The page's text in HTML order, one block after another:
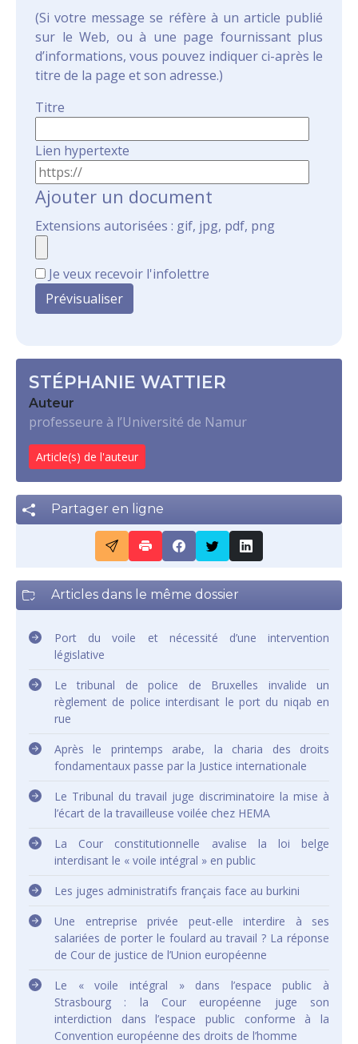
(Si votre message se réfère à un article publié
sur le Web, ou à une page fournissant plus
d’informations, vous pouvez indiquer ci-après le
titre de la page et son adresse.)
Titre
Lien hypertexte
Ajouter un document
Extensions autorisées : gif, jpg, pdf, png
Je veux recevoir l'infolettre
STÉPHANIE WATTIER
Auteur
professeure à l’Université de Namur
Article(s) de l'auteur
Partager en ligne
Articles dans le même dossier
Port du voile et nécessité d’une intervention
législative
Le tribunal de police de Bruxelles invalide un
règlement de police interdisant le port du niqab en
rue
Après le printemps arabe, la charia des droits
fondamentaux passe par la Justice internationale
Le Tribunal du travail juge discriminatoire la mise à
l’écart de la travailleuse voilée chez HEMA
La Cour constitutionnelle avalise la loi belge
interdisant le « voile intégral » en public
Les juges administratifs français face au burkini
Une entreprise privée peut-elle interdire à ses
salariées de porter le foulard au travail ? La réponse
de Cour de justice de l’Union européenne
Le « voile intégral » dans l’espace public à
Strasbourg : la Cour européenne juge son
interdiction dans l’espace public conforme à la
Convention européenne des droits de l’homme